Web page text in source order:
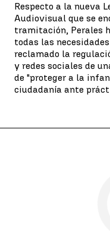
Respecto a la nueva
Audiovisual que se
tramitación, Perales
todas las
reclamado la
y redes sociales de
de "proteger a la
ciudadanía ante